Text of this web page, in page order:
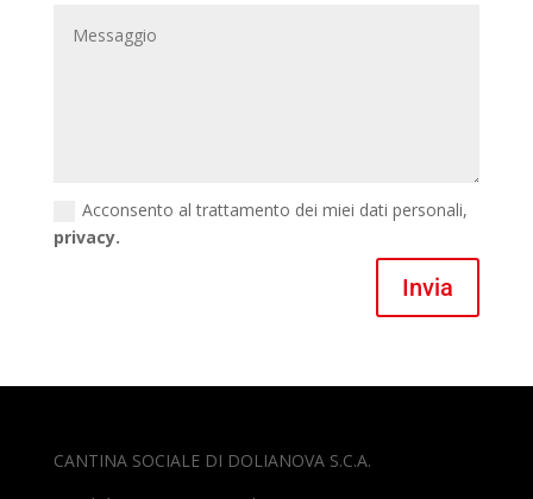
Acconsento al trattamento dei miei dati personali,
privacy.
Invia
CANTINA SOCIALE DI DOLIANOVA S.C.A.